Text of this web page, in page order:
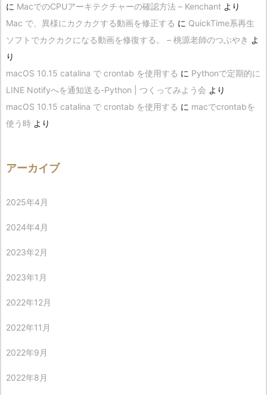
に MacでのCPUアーキテクチャーの確認方法 – Kenchant より
Mac で、異様にカクカクする動画を修正する に QuickTime系再生
ソフトでカクカクになる動画を修復する。 – 桃源老師のつぶやき よ
り
macOS 10.15 catalina で crontab を使用する に Pythonで定期的に
LINE Notifyへを通知送る-Python | つくってみよう会 より
macOS 10.15 catalina で crontab を使用する に macでcrontabを
使う時 より
アーカイブ
2025年4月
2024年4月
2023年2月
2023年1月
2022年12月
2022年11月
2022年9月
2022年8月